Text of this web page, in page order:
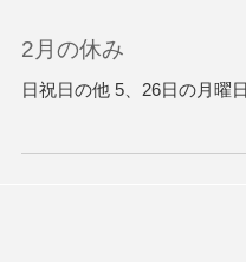
2月の休み
日祝日の他 5、26日の月曜